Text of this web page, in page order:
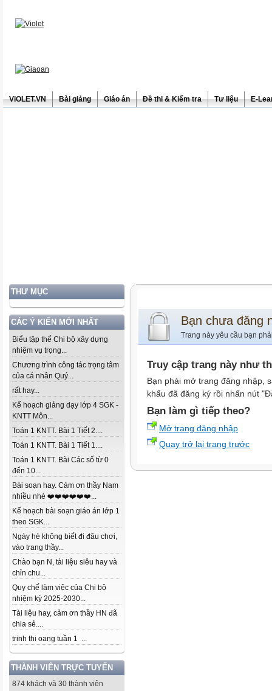
ViOLET.VN Bài giảng Giáo án Đề thi & Kiểm tra Tư liệu E-
THƯ MỤC
CÁC Ý KIẾN MỚI NHẤT
Biểu tập thể Chi bộ xây dựng
nhiệm vụ trọng...
Chương trình công tác trọng tâm
của cá nhân Quý...
rất hay...
Kế hoạch giảng dạy lớp 4 SGK -
KNTT Môn...
Toán 1 KNTT. Bài 1 Tiết 2....
Toán 1 KNTT. Bài 1 Tiết 1....
Toán 1 KNTT. Bài Các số từ 0
đến 10...
Bài soạn hay. Cảm ơn thầy Nam
nhiều nhé ❤️❤️❤️❤️❤️❤️...
Kế hoạch bài soạn giáo án lớp 1
theo SGK...
Ngày hè không biết đi đâu chơi,
vào trang thầy...
Chào bạn N, tài liệu siêu hay và
chỉn chu...
Quy chế làm việc của Chi bộ
nhiệm kỳ 2025-2030...
Tài liệu hay, cảm ơn thầy HN đã
chia sẻ....
trinh thi oang tuần 1 ...
THÀNH VIÊN TRỰC TUYẾN
874 khách và 30 thành viên
Bạn chưa đăng
Trang này yêu cầu bạn
Truy cập trang này như
Bạn phải mở trang đăng nhập,
khẩu đã đăng ký rồi nhấn nút
Bạn làm gì tiếp theo?
Mở trang đăng nhập
Quay trở lại trang trước